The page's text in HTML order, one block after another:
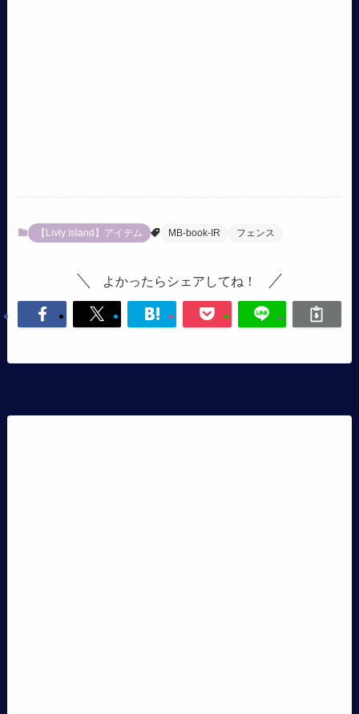
【Livly Island】アイテム MB-book-IR フェンス
よかったらシェアしてね！